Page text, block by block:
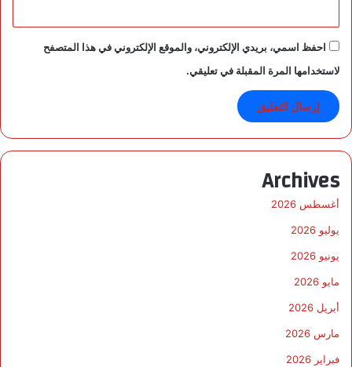
احفظ اسمي، بريدي الإلكتروني، والموقع الإلكتروني في هذا المتصفح
لاستخدامها المرة المقبلة في تعليقي.
Archives
أغسطس 2026
يوليو 2026
يونيو 2026
مايو 2026
أبريل 2026
مارس 2026
فبراير 2026